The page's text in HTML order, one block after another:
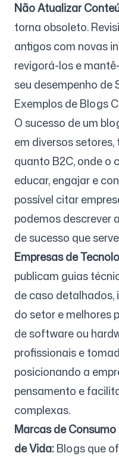
Não Atualizar
torna obsoleto.
antigos com novas
revigorá-los e
seu desempenho de
Exemplos de Blogs
O sucesso de um
em diversos
quanto B2C, onde o
educar, engajar e
possível citar
podemos descrever
de sucesso que
Empresas de
publicam guias
de caso detalhados,
do setor e melhores
de software ou
profissionais e
posicionando a
pensamento e
complexas.
Marcas de
de Vida:Blogs que